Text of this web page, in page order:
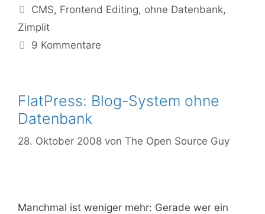
Tags
CMS, Frontend Editing, ohne Datenbank,
Zimplit
9 Kommentare
FlatPress: Blog-System ohne
Datenbank
28. Oktober 2008 von The Open Source Guy
Manchmal ist weniger mehr: Gerade wer ein